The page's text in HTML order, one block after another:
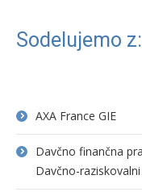
Sodelujemo z:
AXA France GIE
Davčno finančna
Davčno-